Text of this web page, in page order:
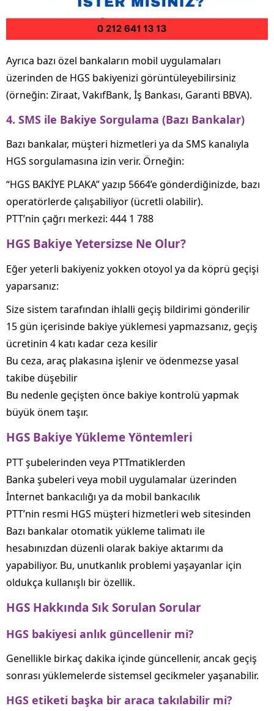
Ayrıca bazı özel bankaların mobil uygulamaları
üzerinden de HGS bakiyenizi görüntüleyebilirsiniz
(örneğin: Ziraat, VakıfBank, İş Bankası, Garanti BBVA).
4. SMS ile Bakiye Sorgulama (Bazı Bankalar)
Bazı bankalar, müşteri hizmetleri ya da SMS kanalıyla
HGS sorgulamasına izin verir. Örneğin:
“HGS BAKİYE PLAKA” yazıp 5664’e gönderdiğinizde, bazı
operatörlerde çalışabiliyor (ücretli olabilir).
PTT’nin çağrı merkezi: 444 1 788
HGS Bakiye Yetersizse Ne Olur?
Eğer yeterli bakiyeniz yokken otoyol ya da köprü geçişi
yaparsanız:
Size sistem tarafından ihlalli geçiş bildirimi gönderilir
15 gün içerisinde bakiye yüklemesi yapmazsanız, geçiş
ücretinin 4 katı kadar ceza kesilir
Bu ceza, araç plakasına işlenir ve ödenmezse yasal
takibe düşebilir
Bu nedenle geçişten önce bakiye kontrolü yapmak
büyük önem taşır.
HGS Bakiye Yükleme Yöntemleri
PTT şubelerinden veya PTTmatiklerden
Banka şubeleri veya mobil uygulamalar üzerinden
İnternet bankacılığı ya da mobil bankacılık
PTT’nin resmi HGS müşteri hizmetleri web sitesinden
Bazı bankalar otomatik yükleme talimatı ile
hesabınızdan düzenli olarak bakiye aktarımı da
yapabiliyor. Bu, unutkanlık problemi yaşayanlar için
oldukça kullanışlı bir özellik.
HGS Hakkında Sık Sorulan Sorular
HGS bakiyesi anlık güncellenir mi?
Genellikle birkaç dakika içinde güncellenir, ancak geçiş
sonrası yüklemelerde sistemsel gecikmeler yaşanabilir.
HGS etiketi başka bir araca takılabilir mi?